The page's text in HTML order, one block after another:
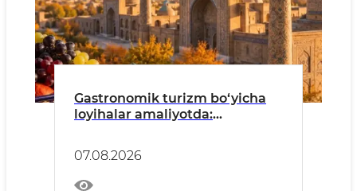
Gastronomik turizm bo‘yicha
loyihalar amaliyotda:
07.08.2026